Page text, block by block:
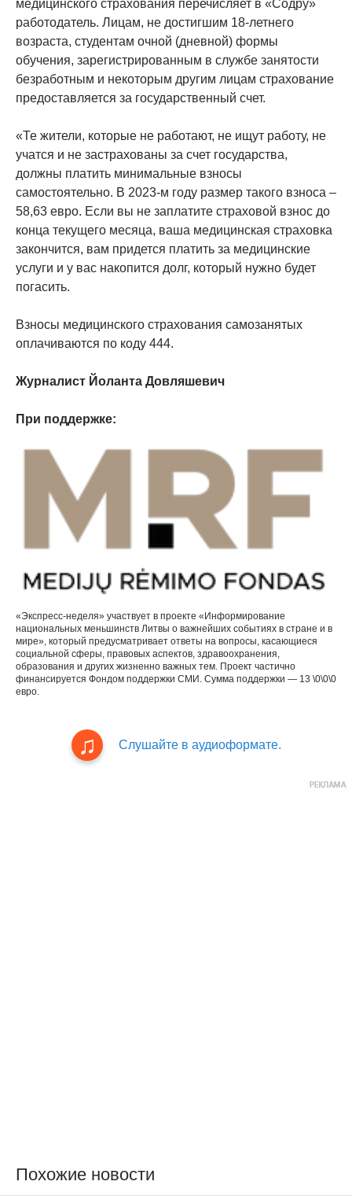
медицинского страхования перечисляет в «Содру»
работодатель. Лицам, не достигшим 18-летнего
возраста, студентам очной (дневной) формы
обучения, зарегистрированным в службе занятости
безработным и некоторым другим лицам страхование
предоставляется за государственный счет.
«Те жители, которые не работают, не ищут работу, не
учатся и не застрахованы за счет государства,
должны платить минимальные взносы
самостоятельно. В 2023-м году размер такого взноса –
58,63 евро. Если вы не заплатите страховой взнос до
конца текущего месяца, ваша медицинская страховка
закончится, вам придется платить за медицинские
услуги и у вас накопится долг, который нужно будет
погасить.
Взносы медицинского страхования самозанятых
оплачиваются по коду 444.
Журналист Йоланта Довляшевич
При поддержке:
«Экспресс-неделя» участвует в проекте «Информирование
национальных меньшинств Литвы о важнейших событиях в стране и в
мире», который предусматривает ответы на вопросы, касающиеся
социальной сферы, правовых аспектов, здравоохранения,
образования и других жизненно важных тем. Проект частично
финансируется Фондом поддержки СМИ. Сумма поддержки — 13 \0\0\0
евро.
Слушайте в аудиоформате.
Похожие новости